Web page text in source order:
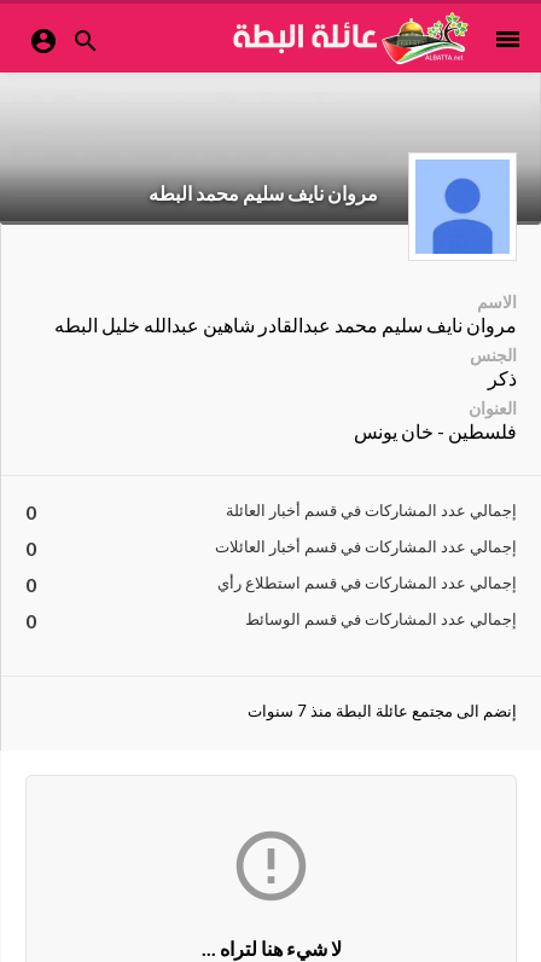
menu


مروان نايف سليم محمد البطه
الاسم
مروان نايف سليم محمد عبدالقادر شاهين عبدالله خليل البطه
الجنس
ذكر
العنوان
فلسطين - خان يونس
إجمالي عدد المشاركات في قسم أخبار العائلة 0
إجمالي عدد المشاركات في قسم أخبار العائلات 0
إجمالي عدد المشاركات في قسم استطلاع رأي 0
إجمالي عدد المشاركات في قسم الوسائط 0
إنضم الى مجتمع عائلة البطة منذ 7 سنوات

لا شيء هنا لتراه ...